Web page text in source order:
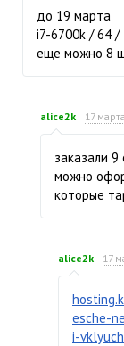
до 19 марта
i7-6700k / 64 /
еще можно 8
alice2k 17
заказали 9
можно
которые
alice2k 17
esche-
i-